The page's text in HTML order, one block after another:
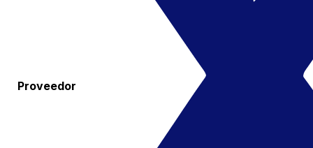
Proveedor